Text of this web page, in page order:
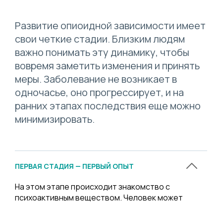
Развитие опиоидной зависимости имеет
свои четкие стадии. Близким людям
важно понимать эту динамику, чтобы
вовремя заметить изменения и принять
меры. Заболевание не возникает в
одночасье, оно прогрессирует, и на
ранних этапах последствия еще можно
минимизировать.
ПЕРВАЯ СТАДИЯ — ПЕРВЫЙ ОПЫТ
На этом этапе происходит знакомство с
психоактивным веществом. Человек может